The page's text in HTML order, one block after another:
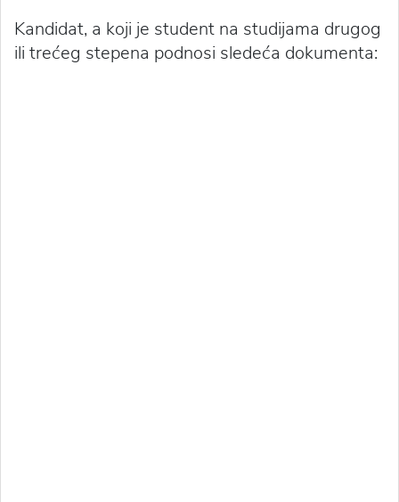
Kandidat, a koji je student na studijama drugog
ili trećeg stepena podnosi sledeća dokumenta: